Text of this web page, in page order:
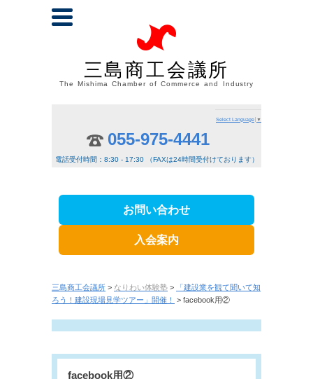
三島商工会議所
The Mishima Chamber of Commerce and Industry
Select Language ▼
055-975-4441
電話受付時間：8:30 - 17:30 （FAXは24時間受付けております）
お問い合わせ
入会案内
三島商工会議所 > なりわい体験塾 >
「建設業を観て聞いて知
ろう！建設現場見学ツアー」開催！
> facebook用②
facebook用②